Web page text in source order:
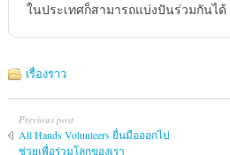
ในประเทศก็สามารถแบ่งปันร่วมกันได้
เรื่องราว
Previous post
All Hands Volunteers ยื่นมือออกไป
ช่วยเพื่อร่วมโลกของเรา